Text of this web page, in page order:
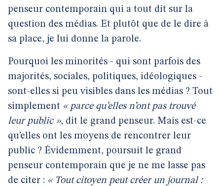
penseur contemporain qui a tout dit sur la
question des médias. Et plutôt que de le dire à
sa place, je lui donne la parole.
Pourquoi les minorités - qui sont parfois des
majorités, sociales, politiques, idéologiques -
sont-elles si peu visibles dans les médias ? Tout
simplement « parce qu’elles n’ont pas trouvé
leur public », dit le grand penseur. Mais est-ce
qu’elles ont les moyens de rencontrer leur
public ? Évidemment, poursuit le grand
penseur contemporain que je ne me lasse pas
de citer : « Tout citoyen peut créer un journal :